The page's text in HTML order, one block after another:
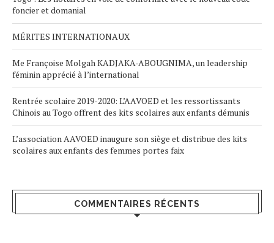
foncier et domanial
MÉRITES INTERNATIONAUX
Me Françoise Molgah KADJAKA-ABOUGNIMA, un leadership
féminin apprécié à l’international
Rentrée scolaire 2019-2020: L’AAVOED et les ressortissants
Chinois au Togo offrent des kits scolaires aux enfants démunis
L’association AAVOED inaugure son siège et distribue des kits
scolaires aux enfants des femmes portes faix
COMMENTAIRES RÉCENTS